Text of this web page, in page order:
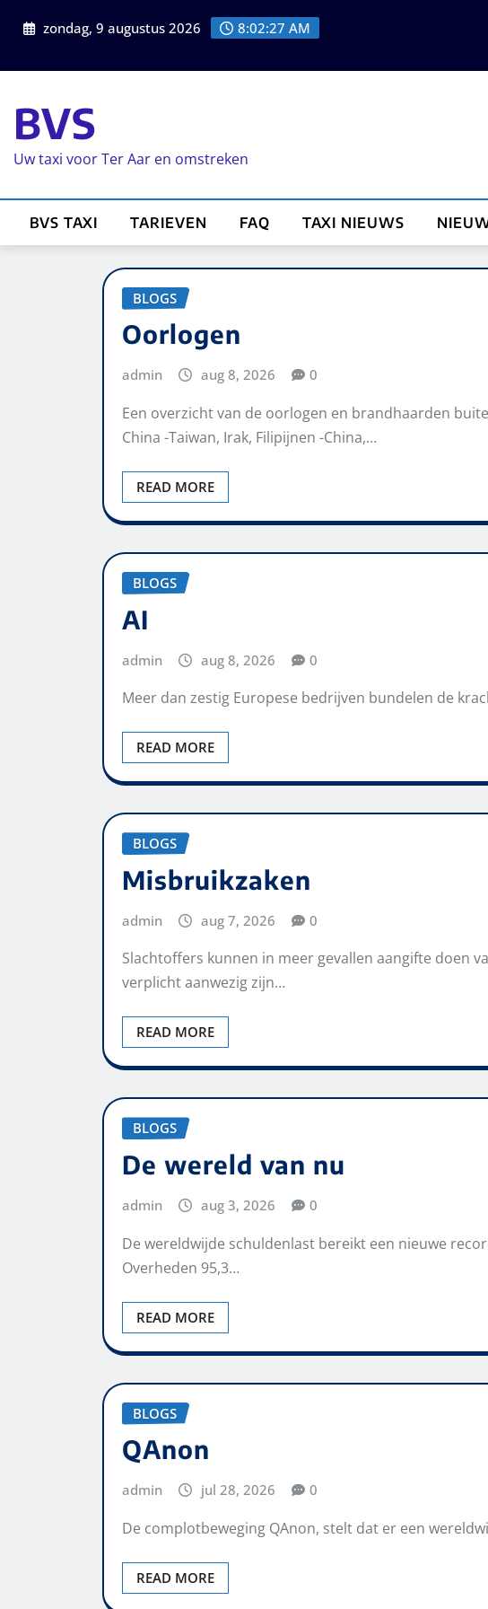
zondag, 9 augustus 2026 8:02:27 AM
BVS
Uw taxi voor Ter Aar en omstreken
BVS TAXI TARIEVEN FAQ TAXI NIEUWS
BLOGS
Oorlogen
admin aug 8, 2026 0
Een overzicht van de oorlogen en brandhaarden
China -Taiwan, Irak, Filipijnen -China,…
READ MORE
BLOGS
AI
admin aug 8, 2026 0
Meer dan zestig Europese bedrijven bundelen de
READ MORE
BLOGS
Misbruikzaken
admin aug 7, 2026 0
Slachtoffers kunnen in meer gevallen aangifte doen
verplicht aanwezig zijn…
READ MORE
BLOGS
De wereld van nu
admin aug 3, 2026 0
De wereldwijde schuldenlast bereikt een nieuwe
Overheden 95,3…
READ MORE
BLOGS
QAnon
admin jul 28, 2026 0
De complotbeweging QAnon, stelt dat er een
READ MORE